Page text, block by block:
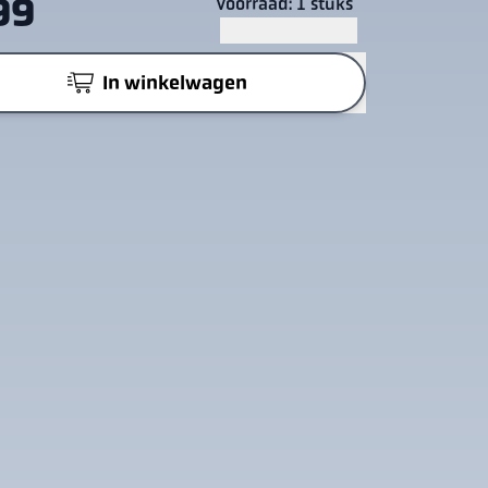
In winkelwagen